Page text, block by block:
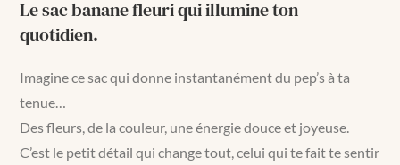
Le sac banane fleuri qui illumine ton
quotidien.
Imagine ce sac qui donne instantanément du pep’s à ta
tenue…
Des fleurs, de la couleur, une énergie douce et joyeuse.
C’est le petit détail qui change tout, celui qui te fait te sentir